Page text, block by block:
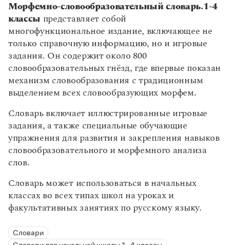
Учебник Грамоты
Правила русского языка: от азов до тонкостей
Интерактивные упражнения: от простого к сложному
Скороговорки
Издательство
Словари
Научпоп
Учебники и справочники
Все книги
Морфемно-словообразовательный словарь.1-4
классы представляет собой
многофункциональное издание, включающее не
только справочную информацию, но и игровые
задания. Он содержит около 800
словообразовательных гнёзд, где впервые показан
механизм словообразования с традиционным
выделением всех словообразующих морфем.
Словарь включает иллюстрированные игровые
задания, а также специальные обучающие
упражнения для развития и закрепления навыков
словообразовательного и морфемного анализа
слов.
Словарь может использоваться в начальных
классах во всех типах школ на уроках и
факультативных занятиях по русскому языку.
Словари